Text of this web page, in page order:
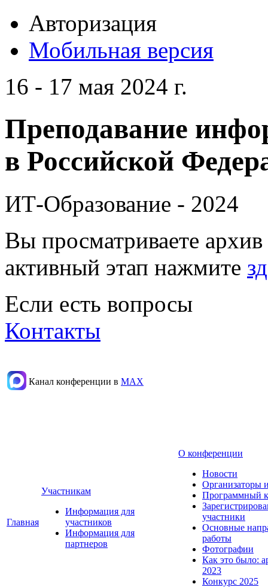
Авторизация
Мобильная версия
16 - 17 мая 2024 г.
Преподавание
в Российской
ИТ-Образование - 2024
Вы просматриваете
активный этап нажмите
Если есть вопросы
Контакты
Канал конференции в МАХ
Главная
Участникам
Информация для
участников
Информация для
партнеров
О конференции
Новости
Организаторы
Программный
участники
Основные
работы
Фотографии
Как это было:
2023
Конкурс 2025